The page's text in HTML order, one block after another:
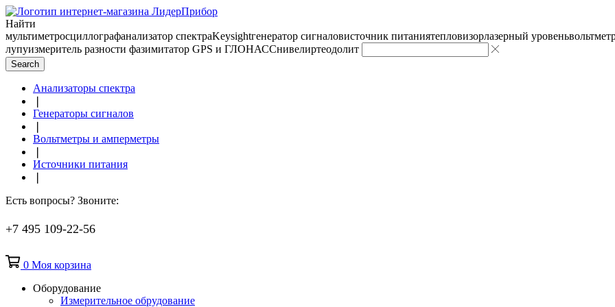
Найти
мультиметросциллографанализатор спектраKeysightгенератор сигналовисточник питаниятепловизорлазерный уровень
лупуизмеритель разности фазимитатор GPS и ГЛОНАССнивелиртеодолит
Search
Анализаторы спектра
Генераторы сигналов
Вольтметры и амперметры
Источники питания
Есть вопросы? Звоните:
+7 495 109-22-56
0 Моя корзина
Оборудование
Измерительное обрудование